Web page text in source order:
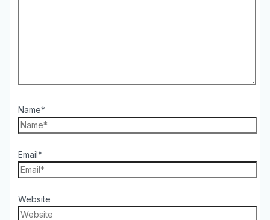
Name*
Email*
Website